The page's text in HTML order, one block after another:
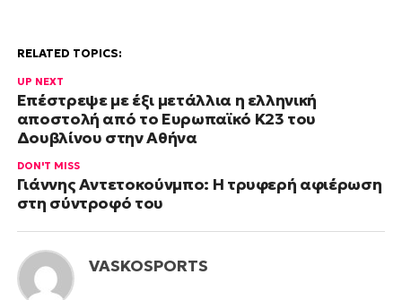
RELATED TOPICS:
UP NEXT
Επέστρεψε με έξι μετάλλια η ελληνική
αποστολή από το Ευρωπαϊκό Κ23 του
Δουβλίνου στην Αθήνα
DON'T MISS
Γιάννης Αντετοκούνμπο: Η τρυφερή αφιέρωση
στη σύντροφό του
VASKOSPORTS